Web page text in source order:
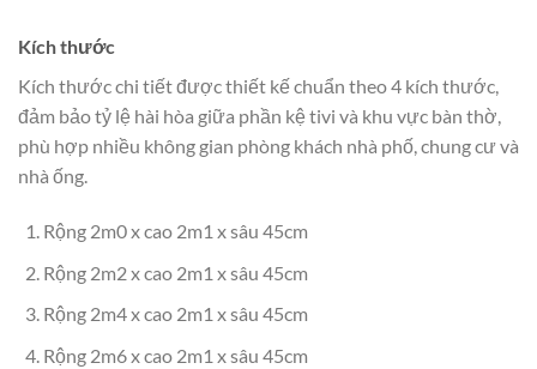
Kích thước
Kích thước chi tiết được thiết kế chuẩn theo 4 kích thước,
đảm bảo tỷ lệ hài hòa giữa phần kệ tivi và khu vực bàn thờ,
phù hợp nhiều không gian phòng khách nhà phố, chung cư và
nhà ống.
Rộng 2m0 x cao 2m1 x sâu 45cm
Rộng 2m2 x cao 2m1 x sâu 45cm
Rộng 2m4 x cao 2m1 x sâu 45cm
Rộng 2m6 x cao 2m1 x sâu 45cm